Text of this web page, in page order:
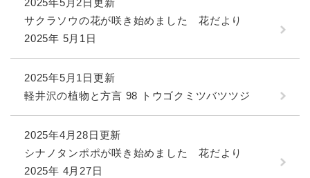
2025年5月2日更新
サクラソウの花が咲き始めました 花だより
2025年 5月1日
2025年5月1日更新
軽井沢の植物と方言 98 トウゴクミツバツツジ
2025年4月28日更新
シナノタンポポが咲き始めました 花だより
2025年 4月27日